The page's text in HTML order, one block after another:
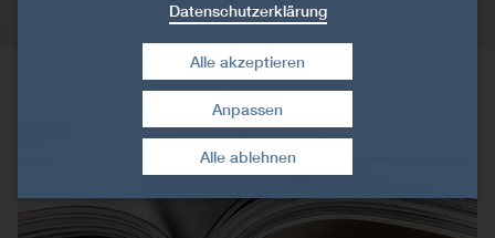
Datenschutzerklärung
Alle ablehnen
Alle akzeptieren
Zustimmung widerrufen
Anpassen